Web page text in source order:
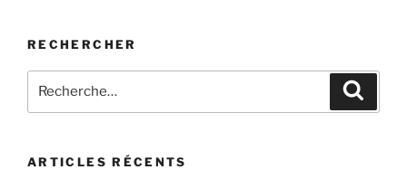
RECHERCHER
pour
ARTICLES RÉCENTS